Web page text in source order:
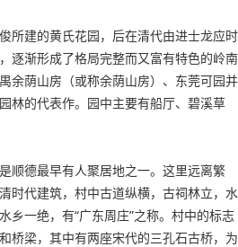
所建的黄氏花园，后在清代由进士龙应时
逐渐形成了格局完整而又富有特色的岭南
余荫山房（或称余荫山房）、东莞可园并
林的代表作。园中主要有船厅、碧溪草
顺德最早有人聚居地之一。这里远离繁
时代建筑，村中古道纵横，古祠林立，水
乡一绝，有“广东周庄”之称。村中的标志
桥梁，其中有两座宋代的三孔石古桥，为